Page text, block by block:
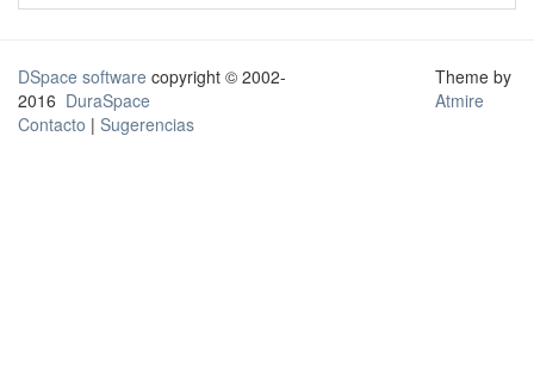
DSpace software copyright © 2002-
2016 DuraSpace
Contacto | Sugerencias
Theme by
Atmire